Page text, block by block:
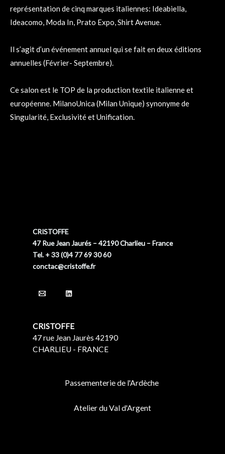
représentation de cinq marques italiennes: Ideabiella,
Ideacomo, Moda In, Prato Expo, Shirt Avenue.
Il s’agit d’un événement annuel qui se fait en deux éditions
annuelles (Février- Septembre).
Ce salon est le TOP de la production textile italienne et
européenne. MilanoUnica (Milan Unique) synonyme de
Singularité, Exclusivité et Unification.
CRISTOFFE
47 Rue Jean Jaurés – 42190 Charlieu – France
Tel. + 33 (0)4 77 69 30 60
conctac@cristoffe.fr
CRISTOFFE
47 rue Jean Jaurès 42190
CHARLIEU - FRANCE
Passementerie de l'Ardèche
Atelier du Val d'Argent